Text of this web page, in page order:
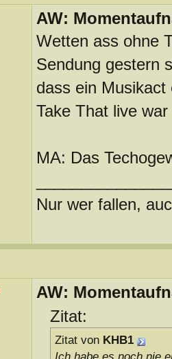
AW:
Wetten ass ohne
Sendung gestern
dass ein
Take That live
MA: Das
Nur wer fallen,
AW:
Zitat:
Zitat von KHB1